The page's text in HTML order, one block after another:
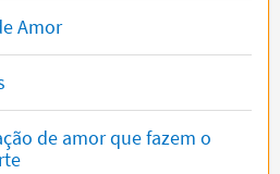
Amor
de amor que fazem o